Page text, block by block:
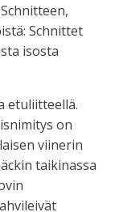
Schnittet
isosta
etuliitteellä.
on
viinerin
taikinassa